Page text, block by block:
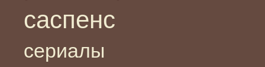
саспенс
сериалы